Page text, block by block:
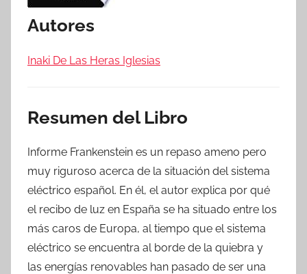
Autores
Inaki De Las Heras Iglesias
Resumen del Libro
Informe Frankenstein es un repaso ameno pero
muy riguroso acerca de la situación del sistema
eléctrico español. En él, el autor explica por qué
el recibo de luz en España se ha situado entre los
más caros de Europa, al tiempo que el sistema
eléctrico se encuentra al borde de la quiebra y
las energías renovables han pasado de ser una